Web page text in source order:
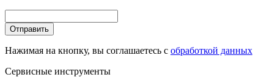
Отправить
Нажимая на кнопку, вы соглашаетесь с обработкой данных
Сервисные инструменты